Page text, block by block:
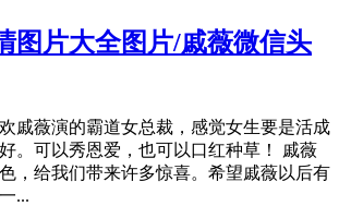
图片大全图片/戚薇微信头
戚薇演的霸道女总裁，感觉女生要是活成
。可以秀恩爱，也可以口红种草！ 戚薇
，给我们带来许多惊喜。希望戚薇以后有
...